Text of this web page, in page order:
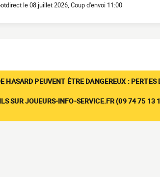
le 08 juillet 2026, Coup d'envoi 11:00
HASARD PEUVENT ÊTRE DANGEREUX : PERTES
SUR JOUEURS-INFO-SERVICE.FR (09 74 75 13